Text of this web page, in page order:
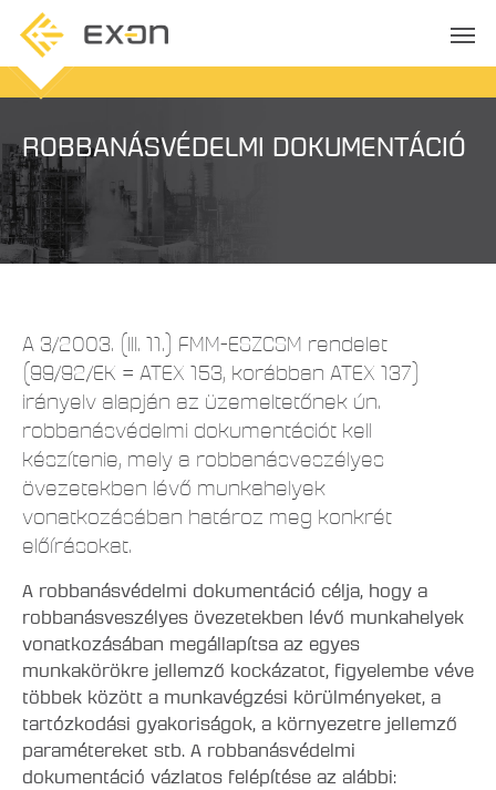
ROBBANÁSVÉDELMI DOKUMENTÁCIÓ
A 3/2003. (III. 11.) FMM-ESZCSM rendelet
(99/92/EK = ATEX 153, korábban ATEX 137)
irányelv alapján az üzemeltetőnek ún.
robbanásvédelmi dokumentációt kell
készítenie, mely a robbanásveszélyes
övezetekben lévő munkahelyek
vonatkozásában határoz meg konkrét
előírásokat.
A robbanásvédelmi dokumentáció célja, hogy a
robbanásveszélyes övezetekben lévő munkahelyek
vonatkozásában megállapítsa az egyes
munkakörökre jellemző kockázatot, figyelembe véve
többek között a munkavégzési körülményeket, a
tartózkodási gyakoriságok, a környezetre jellemző
paramétereket stb. A robbanásvédelmi
dokumentáció vázlatos felépítése az alábbi: